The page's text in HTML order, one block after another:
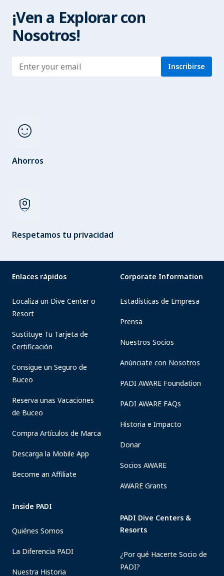
¡Ven a Explorar con
Nosotros!
Enter address Inscribirse
sentiment_satisfied
Ahorros
shield_person
Respetamos tu privacidad
Enlaces rápidos
Localiza un Dive Center o
Resort
Sustituye Tu Tarjeta de
Certificación
Consigue un Seguro de
Buceo
Reserva unas Vacaciones
de Buceo
Compra Artículos de Marca
Descarga la Mobile App
Become an Affiliate
Inside PADI
Quiénes Somos
La Diferencia PADI
Nuestra Historia
Corporate Information
Estadísticas de Empresa
Prensa
Nuestros Socios
Anúnciate con Nosotros
PADI AWARE Foundation
PADI AWARE FAQs
Historia e Impacto
Donar
Socios AWARE
AWARE Grants
PADI Dive Centers &
Resorts
¿Por qué Hacerte Socio de
PADI?